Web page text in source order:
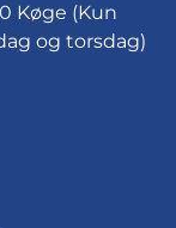
Køge (Kun
og torsdag)